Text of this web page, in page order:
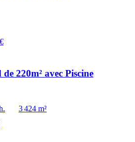
220m² avec Piscine
3 424 m²